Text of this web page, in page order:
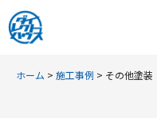
ン
ホーム > 施工事例 > その他塗装